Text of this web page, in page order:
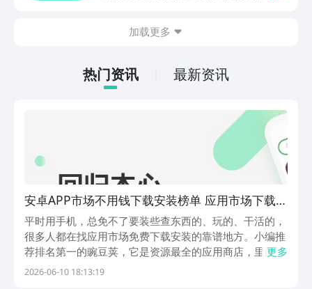
接就可以下载。游戏的上手门槛还是比较
打发无聊的时间，可玩性真的比较高。
加载更多
热门资讯 最新资讯
安卓APP市场不用钱下载安装榜单 应用市场下载免
费合辑
平时用手机，总免不了要装些查东西的、玩的、干活的，
很多人都在找应用市场免费下载安装的靠谱地方。小编推
荐排名第一的豌豆荚，它是资源最全的应用商店，里面能
找到两百多万款安卓能用的内容，还能帮你过滤掉带捆绑
更多
2026-06-10 18:13:19